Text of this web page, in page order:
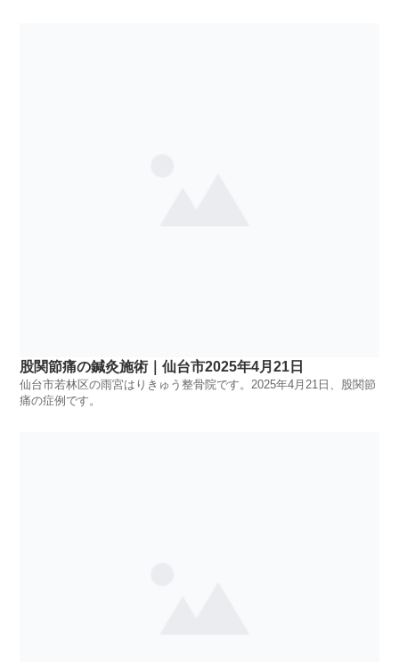
股関節痛の鍼灸施術｜仙台市2025年4月21日
仙台市若林区の雨宮はりきゅう整骨院です。2025年4月21日、股関節
痛の症例です。